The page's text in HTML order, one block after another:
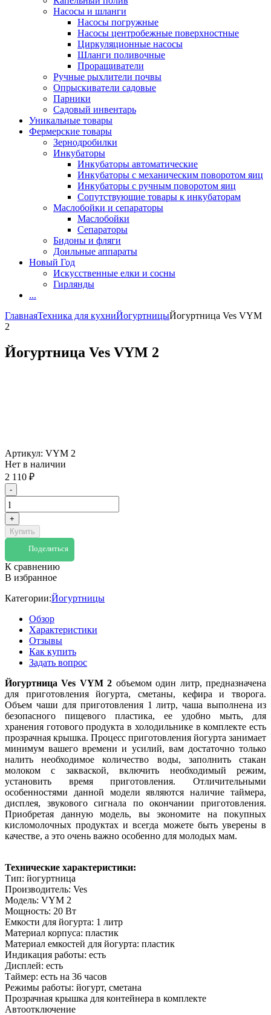
Насосы и шланги
Насосы погружные
Насосы центробежные поверхностные
Циркуляционные насосы
Шланги поливочные
Проращиватели
Ручные рыхлители почвы
Опрыскиватели садовые
Парники
Садовый инвентарь
Уникальные товары
Фермерские товары
Зернодробилки
Инкубаторы
Инкубаторы автоматические
Инкубаторы с механическим поворотом яиц
Инкубаторы с ручным поворотом яиц
Сопутствующие товары к инкубаторам
Маслобойки и сепараторы
Маслобойки
Сепараторы
Бидоны и фляги
Доильные аппараты
Новый Год
Искусственные елки и сосны
Гирлянды
...
ГлавнаяТехника для кухниЙогуртницыЙогуртница Ves VYM
2
Йогуртница Ves VYM 2
Артикул: VYM 2
Нет в наличии
2 110 ₽
-
+
Купить
Поделиться
К сравнению
В избранное
Категории:Йогуртницы
Обзор
Характеристики
Отзывы
Как купить
Задать вопрос
Йогуртница Ves VYM 2 объемом один литр, предназначена
для приготовления йогурта, сметаны, кефира и творога.
Объем чаши для приготовления 1 литр, чаша выполнена из
безопасного пищевого пластика, ее удобно мыть, для
хранения готового продукта в холодильнике в комплекте есть
прозрачная крышка. Процесс приготовления йогурта занимает
минимум вашего времени и усилий, вам достаточно только
налить необходимое количество воды, заполнить стакан
молоком с закваской, включить необходимый режим,
установить время приготовления. Отличительными
особенностями данной модели являются наличие таймера,
дисплея, звукового сигнала по окончании приготовления.
Приобретая данную модель, вы экономите на покупных
кисломолочных продуктах и всегда можете быть уверены в
качестве, а это очень важно особенно для молодых мам.
Технические характеристики:
Тип: йогуртница
Производитель: Ves
Модель: VYM 2
Мощность: 20 Вт
Емкости для йогурта: 1 литр
Материал корпуса: пластик
Материал емкостей для йогурта: пластик
Индикация работы: есть
Дисплей: есть
Таймер: есть на 36 часов
Режимы работы: йогурт, сметана
Прозрачная крышка для контейнера в комплекте
Автоотключение